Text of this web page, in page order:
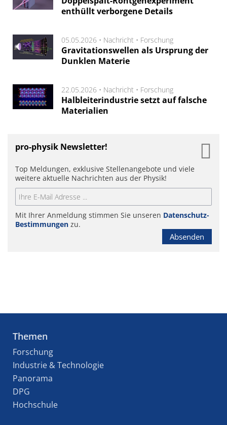
enthüllt verborgene Details
05.05.2026 • Nachricht • Forschung
Gravitationswellen als Ursprung der
Dunklen Materie
22.05.2026 • Nachricht • Forschung
Halbleiterindustrie setzt auf falsche
Materialien
pro-physik Newsletter!
Top Meldungen, exklusive Stellenangebote und viele
weitere aktuelle Nachrichten aus der Physik!
Mit Ihrer Anmeldung stimmen Sie unseren Datenschutz-
Bestimmungen zu.
Absenden
Themen
Forschung
Industrie & Technologie
Panorama
DPG
Hochschule